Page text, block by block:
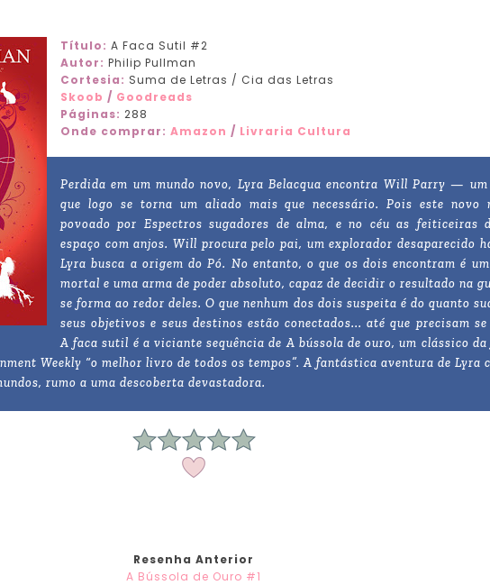
Título: A Faca Sutil #2
Autor: Philip Pullman
Cortesia: Suma de Letras / Cia das Letras
Skoob / Goodreads
Páginas: 288
Onde comprar: Amazon / Livraria Cultura
Perdida em um mundo novo, Lyra Belacqua encontra Will Parry —
que logo se torna um aliado mais que necessário. Pois este novo
povoado por Espectros sugadores de alma, e no céu as feiticeiras
espaço com anjos. Will procura pelo pai, um explorador desaparecido
Lyra busca a origem do Pó. No entanto, o que os dois encontram é
mortal e uma arma de poder absoluto, capaz de decidir o resultado na
se forma ao redor deles. O que nenhum dos dois suspeita é do quanto
seus objetivos e seus destinos estão conectados... até que precisam se
A faca sutil é a viciante sequência de A bússola de ouro, um clássico
Weekly “o melhor livro de todos os tempos”. A fantástica aventura de Lyra
rumo a uma descoberta devastadora.
Resenha Anterior
A Bússola de Ouro #1